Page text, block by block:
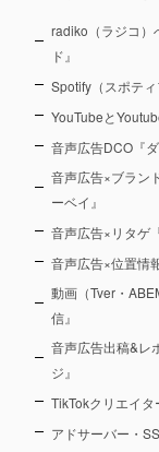
radiko（ラジコ）
ド』
Spotify（スポテ
YouTubeと
音声広告DCO『
音声広告×ブラン
ーベイ』
音声広告×リタゲ
音声広告×位置情
動画（Tver・
信』
音声広告出稿&レ
ジ』
TikTokクリエイ
アドサーバー・